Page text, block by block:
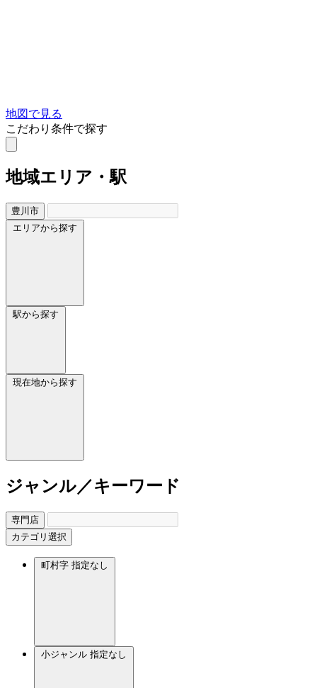
地図で見る
こだわり条件で探す
地域エリア・駅
豊川市
エリアから探す
駅から探す
現在地から探す
ジャンル／キーワード
専門店
カテゴリ選択
町村字 指定なし
小ジャンル 指定なし